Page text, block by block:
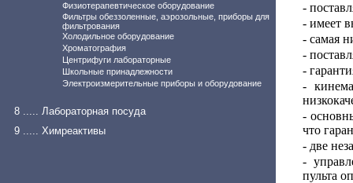
Физиотерапевтическое оборудование
Фильтры обеззоленные, аэрозольные, приборы для
фильтрования
Холодильное оборудование
Хроматография
Центрифуги лабораторные
Школьные принадлежности
Электроизмерительные приборы и оборудование
8 ..... Лабораторная посуда
9 ..... Химреактивы
-
- имеет
- самая
-
-
-
-
что
- две
-
пульта